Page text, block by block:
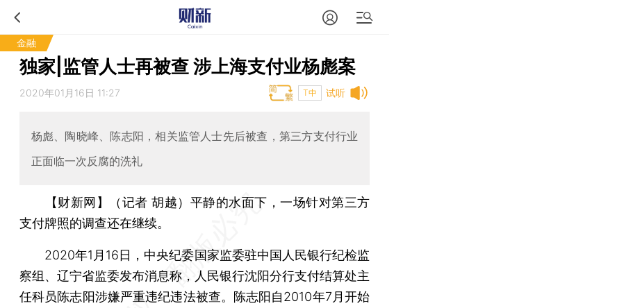
金融
独家|监管人士再被查 涉上海支付业杨彪案
试听
2020年01月16日 11:27 T中
杨彪、陶晓峰、陈志阳，相关监管人士先后被查，第三方支付行业
正面临一次反腐的洗礼
【财新网】（记者 胡越） 平静的水面下，一场针对第三方
支付牌照的调查还在继续。
2020年1月16日，中央纪委国家监委驻中国人民银行纪检监
察组、辽宁省监委发布消息称，人民银行沈阳分行支付结算处主
任科员陈志阳涉嫌严重违纪违法被查。陈志阳自2010年7月开始